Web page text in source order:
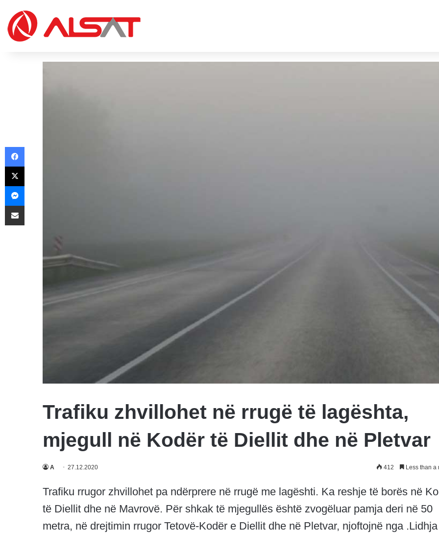
Trafiku zhvillohet në rrugë të lagështa,
mjegull në Kodër të Diellit dhe në Pletvar
A 27.12.2020 412 Less than a
Trafiku rrugor zhvillohet pa ndërprere në rrugë me lagështi. Ka reshje të borës në
të Diellit dhe në Mavrovë. Për shkak të mjegullës është zvogëluar pamja deri në 50
metra, në drejtimin rrugor Tetovë-Kodër e Diellit dhe në Pletvar, njoftojnë nga .Lidhja
Facebook
X
Messenger
Share via Email